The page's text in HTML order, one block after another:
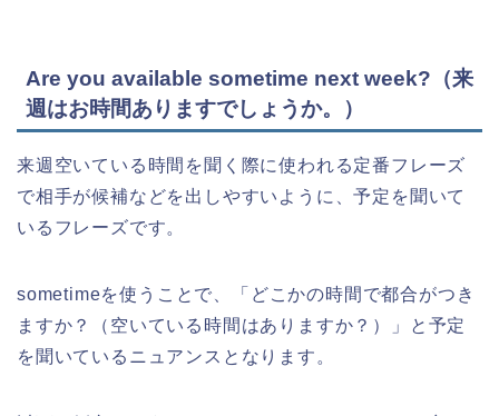
Are you available sometime next week?（来
週はお時間ありますでしょうか。）
来週空いている時間を聞く際に使われる定番フレーズ
で相手が候補などを出しやすいように、予定を聞いて
いるフレーズです。
sometimeを使うことで、「どこかの時間で都合がつき
ますか？（空いている時間はありますか？）」と予定
を聞いているニュアンスとなります。